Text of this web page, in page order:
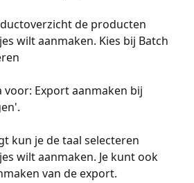
de producten
wilt aanmaken. Kies bij Batch
voor: Export aanmaken bij
kun je de taal selecteren
wilt aanmaken. Je kunt ook
van de export.